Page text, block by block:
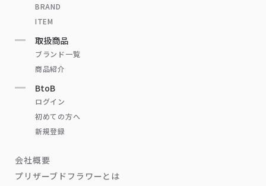
BRAND
ITEM
取扱商品
ブランド一覧
商品紹介
BtoB
ログイン
初めての方へ
新規登録
会社概要
プリザーブドフラワーとは